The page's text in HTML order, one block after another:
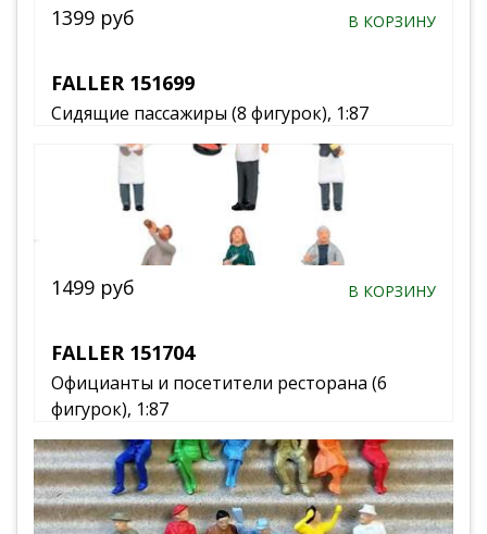
FALLER 151699
Сидящие пассажиры (8 фигурок), 1:87
1399 руб В КОРЗИНУ
FALLER 151704
Официанты и посетители ресторана (6
фигурок), 1:87
1499 руб В КОРЗИНУ